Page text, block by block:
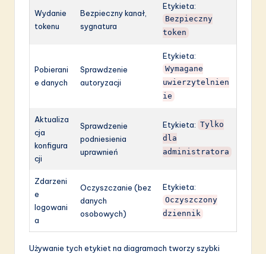
Wydanie
tokenu
Bezpieczny kanał,
sygnatura
Etykieta:
Bezpieczny
token
Pobierani
e danych
Sprawdzenie
autoryzacji
Etykieta:
Wymagane
uwierzytelnien
ie
Aktualiza
cja
konfigura
cji
Sprawdzenie
podniesienia
uprawnień
Etykieta: Tylko
dla
administratora
Zdarzeni
e
logowani
a
Oczyszczanie (bez
danych
osobowych)
Etykieta:
Oczyszczony
dziennik
Używanie tych etykiet na diagramach tworzy szybki